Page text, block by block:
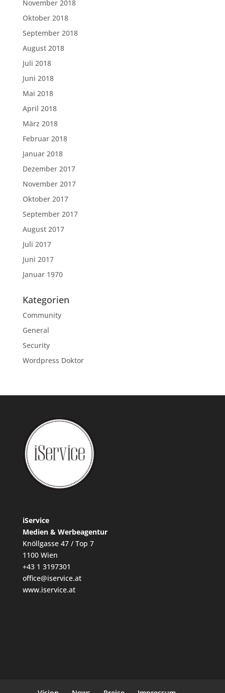
November 2018
Oktober 2018
September 2018
August 2018
Juli 2018
Juni 2018
Mai 2018
April 2018
März 2018
Februar 2018
Januar 2018
Dezember 2017
November 2017
Oktober 2017
September 2017
August 2017
Juli 2017
Juni 2017
Januar 1970
Kategorien
Community
General
Security
Wordpress Doktor
iService
Medien & Werbeagentur
Knöllgasse 47 / Top 7
1100 Wien
+43 1 3197301
office@iservice.at
www.iservice.at